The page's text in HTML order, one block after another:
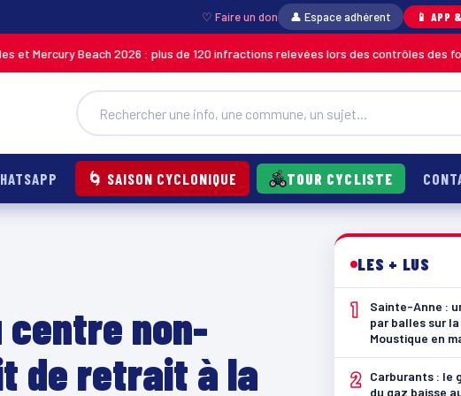
♡ Faire un don 👤 Espace adhérent 📱 APP
Beach 2026 : plus de 120 infractions relevées lors des contrôles des forces de
🌀 SAISON CYCLONIQUE TOUR CYCLISTE
centre non-
de retrait à la
LES + LUS
1
Sainte-Anne :
par balles sur la
Moustique en
2
Carburants : le
du gaz baisse